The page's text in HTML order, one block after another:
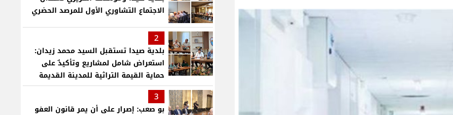
الاجتماع التشاوري الأول للمرصد الحضري
2
بلدية صيدا تستقبل السيد محمد زيدان:
استعراض شامل لمشاريع وتأكيدٌ على
حماية القيمة التراثية للمدينة القديمة
3
بو صعب: إصرار على أن يمر قانون العفو